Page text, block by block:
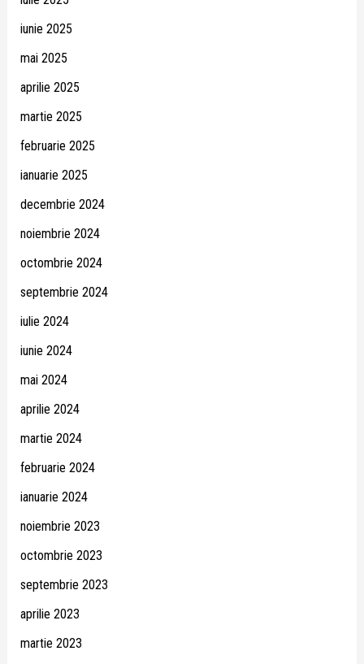
iunie 2025
mai 2025
aprilie 2025
martie 2025
februarie 2025
ianuarie 2025
decembrie 2024
noiembrie 2024
octombrie 2024
septembrie 2024
iulie 2024
iunie 2024
mai 2024
aprilie 2024
martie 2024
februarie 2024
ianuarie 2024
noiembrie 2023
octombrie 2023
septembrie 2023
aprilie 2023
martie 2023